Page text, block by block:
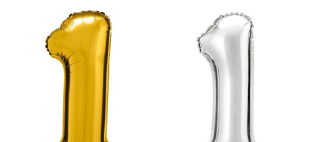
COMPRAR
INDISPONÍVEL
COMPARAR
LISTA DE DESEJO